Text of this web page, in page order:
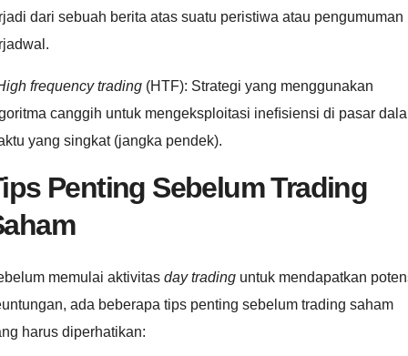
dari sebuah berita atas suatu peristiwa atau pengumuman
frequency trading (HTF): Strategi yang menggunakan
canggih untuk mengeksploitasi ineﬁsiensi di pasar
yang singkat (jangka pendek).
Penting Sebelum Trading
memulai aktivitas day trading untuk mendapatkan
ada beberapa tips penting sebelum trading saham
harus diperhatikan: